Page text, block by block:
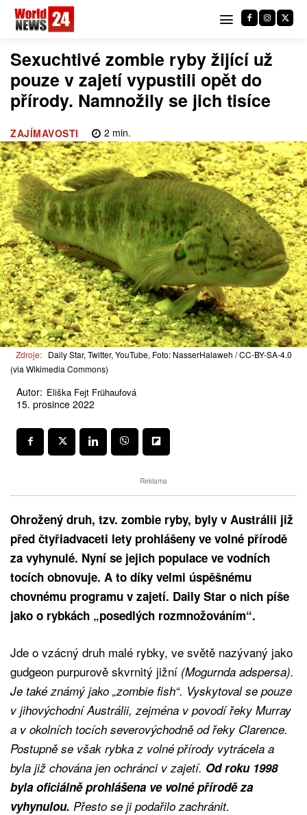
Sexuchtivé zombie ryby žijící už
pouze v zajetí vypustili opět do
přírody. Namnožily se jich tisíce
ZAJÍMAVOSTI 2 min.
Zdroje: Daily Star, Twitter, YouTube, Foto: NasserHalaweh / CC-BY-SA-4.0
(via Wikimedia Commons)
Autor: Eliška Fejt Frühaufová
15. prosince 2022
Reklama
Ohrožený druh, tzv. zombie ryby, byly v Austrálii již
před čtyřiadvaceti lety prohlášeny ve volné přírodě
za vyhynulé. Nyní se jejich populace ve vodních
tocích obnovuje. A to díky velmi úspěšnému
chovnému programu v zajetí. Daily Star o nich píše
jako o rybkách „posedlých rozmnožováním“.
Jde o vzácný druh malé rybky, ve světě nazývaný jako
gudgeon purpurově skvrnitý jižní (Mogurnda adspersa).
Je také známý jako „zombie fish“. Vyskytoval se pouze
v jihovýchodní Austrálii, zejména v povodí řeky Murray
a v okolních tocích severovýchodně od řeky Clarence.
Postupně se však rybka z volné přírody vytrácela a
byla již chována jen ochránci v zajetí. Od roku 1998
byla oficiálně prohlášena ve volné přírodě za
vyhynulou. Přesto se ji podařilo zachránit.